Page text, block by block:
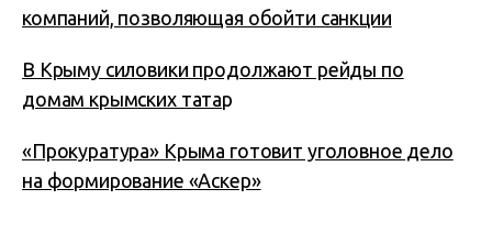
компаний, позволяющая обойти санкции
В Крыму силовики продолжают рейды по
домам крымских татар
«Прокуратура» Крыма готовит уголовное дело
на формирование «Аскер»